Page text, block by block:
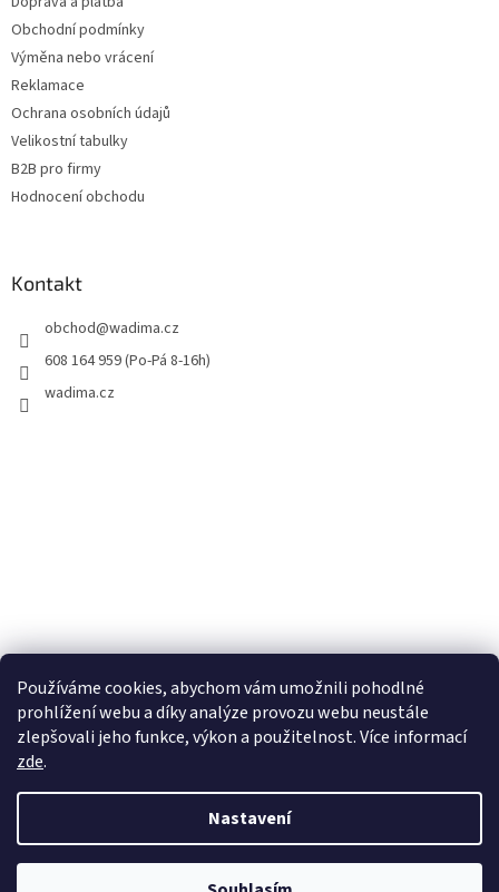
Používáme cookies, abychom vám umožnili pohodlné
prohlížení webu a díky analýze provozu webu neustále
zlepšovali jeho funkce, výkon a použitelnost. Více informací
zde.
Nastavení
Obchodní podmínky
Výměna nebo vrácení
Reklamace
Ochrana osobních údajů
Velikostní tabulky
B2B pro firmy
Hodnocení obchodu
Kontakt
obchod@wadima.cz
608 164 959 (Po-Pá 8-16h)
wadima.cz
Copyright 2026wadima.cz - kvalitní oblečení a prádlo pro